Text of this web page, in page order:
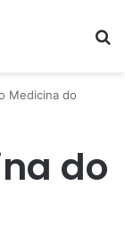
Medicina do
do